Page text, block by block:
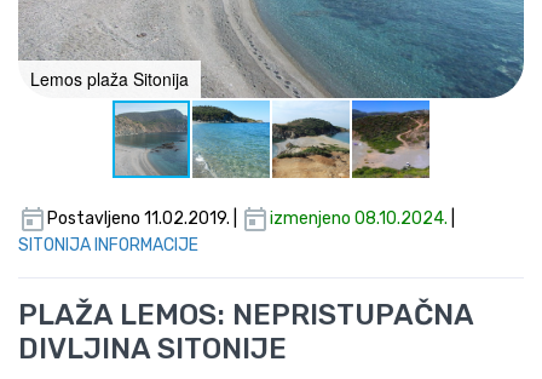
Lemos plaža Sitonija
Postavljeno 11.02.2019. | izmenjeno 08.10.2024.
SITONIJA INFORMACIJE
PLAŽA LEMOS: NEPRISTUPAČNA
DIVLJINA SITONIJE